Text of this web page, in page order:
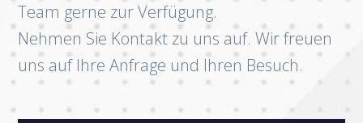
Team gerne zur Verfügung.
Nehmen Sie Kontakt zu uns auf. Wir freuen
uns auf Ihre Anfrage und Ihren Besuch.